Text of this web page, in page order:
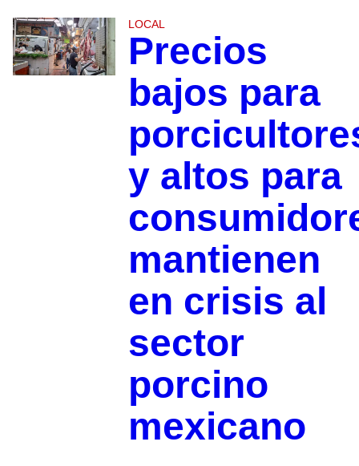
LOCAL
Precios
bajos para
y altos para
mantienen
en crisis al
sector
porcino
mexicano